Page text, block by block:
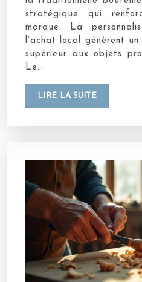
stratégique qui
marque. La
l’achat local génèrent
supérieur aux objets
Le…
LIRE LA SUITE